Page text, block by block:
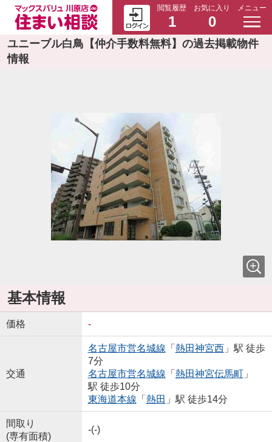
閲覧履歴
1
お気に入り
0
メニュー
ユニーブル白鳥【仲介手数料無料】の過去掲載物件
情報
基本情報
価格 -
交通
名古屋市営名城線 「 熱田神宮西」駅 徒歩
7分
名古屋市営名城線 「 熱田神宮伝馬町」
駅 徒歩10分
東海道本線 「 熱田 」駅 徒歩14分
間取り
(専有面積)
-(-)